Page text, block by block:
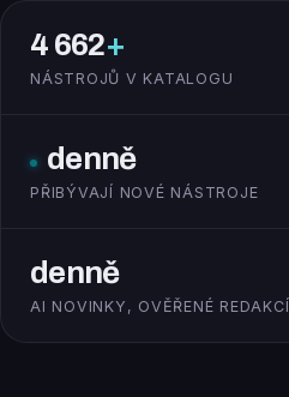
4 662+
NÁSTROJŮ V KATALOGU
denně
PŘIBÝVAJÍ NOVÉ NÁSTROJE
denně
AI NOVINKY, OVĚŘENÉ REDAKCÍ